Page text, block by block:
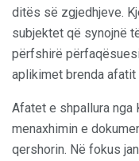
ditës së zgjedhjeve.
subjektet që synojnë
përfshirë
aplikimet brenda afatit
Afatet e shpallura nga
menaxhimin e
qershorin. Në fokus